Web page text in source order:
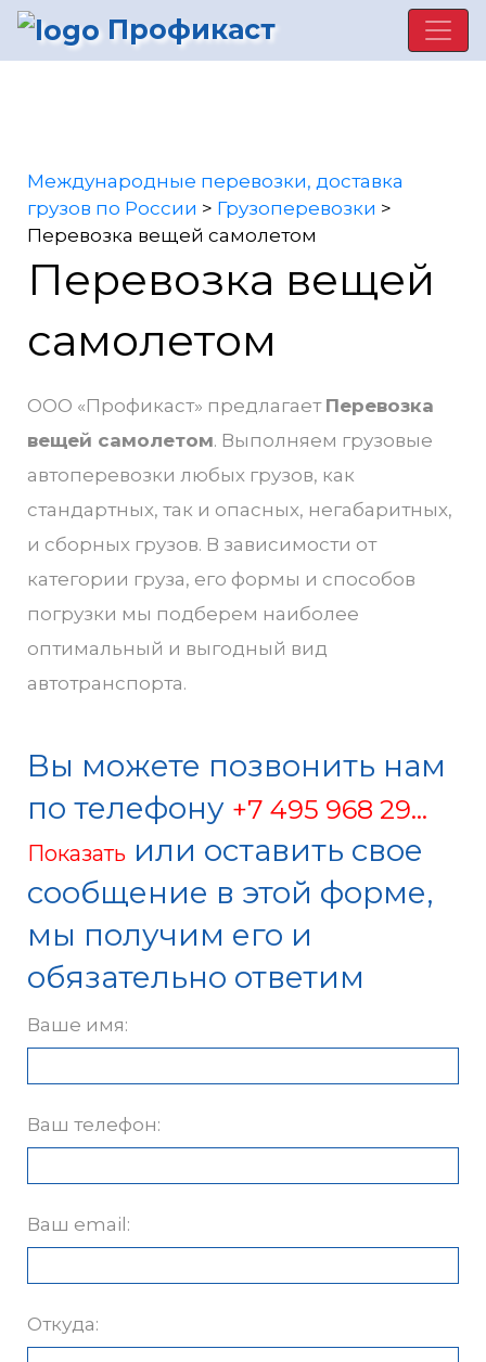
Профикаст
Международные перевозки, доставка
грузов по России > Грузоперевозки >
Перевозка вещей самолетом
Перевозка вещей
самолетом
ООО «Профикаст» предлагает Перевозка
вещей самолетом. Выполняем грузовые
автоперевозки любых грузов, как
стандартных, так и опасных, негабаритных,
и сборных грузов. В зависимости от
категории груза, его формы и способов
погрузки мы подберем наиболее
оптимальный и выгодный вид
автотранспорта.
Вы можете позвонить нам
по телефону +7 495 968 29...
Показать или оставить свое
сообщение в этой форме,
мы получим его и
обязательно ответим
Ваше имя:
Ваш телефон:
Ваш email:
Откуда: